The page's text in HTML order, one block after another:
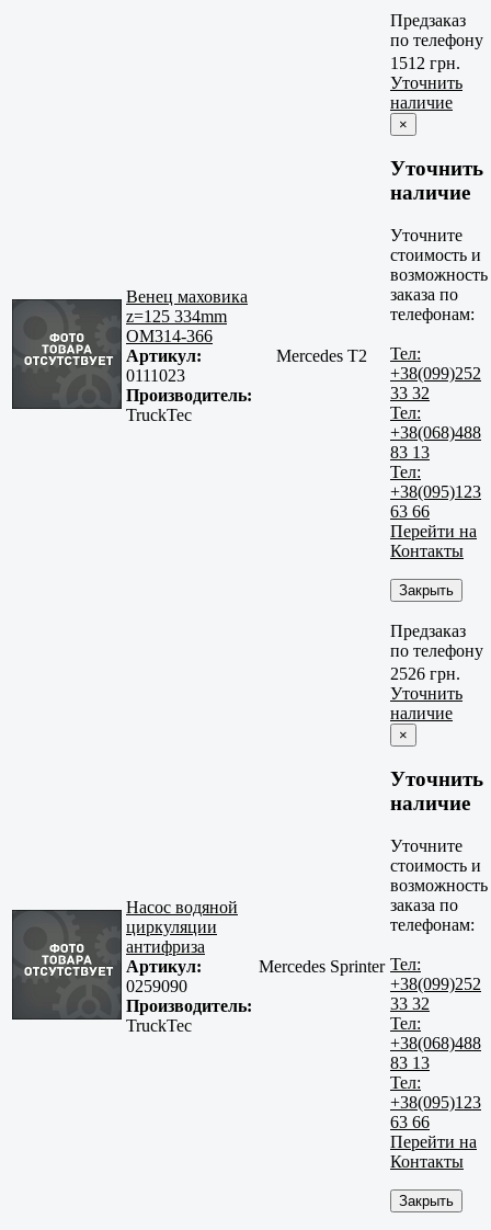
Предзаказ
по телефону
Венец маховика
z=125 334mm
OM314-366
Артикул:
0111023
Производитель:
TruckTec
Mercedes T2
1512 грн.
Уточнить
наличие
×
Уточнить
наличие
Уточните
стоимость и
возможность
заказа по
телефонам:
Тел:
+38(099)252
33 32
Тел:
+38(068)488
83 13
Тел:
+38(095)123
63 66
Перейти на
Контакты
Закрыть
Предзаказ
по телефону
Насос водяной
циркуляции
антифриза
Артикул:
0259090
Производитель:
TruckTec
Mercedes Sprinter
2526 грн.
Уточнить
наличие
×
Уточнить
наличие
Уточните
стоимость и
возможность
заказа по
телефонам:
Тел:
+38(099)252
33 32
Тел:
+38(068)488
83 13
Тел:
+38(095)123
63 66
Перейти на
Контакты
Закрыть